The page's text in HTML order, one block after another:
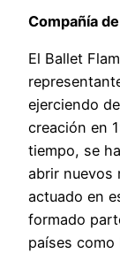
Compañía
El Ballet
ejerciendo
creación en
tiempo, se
abrir nuevos
actuado en
formado
países como